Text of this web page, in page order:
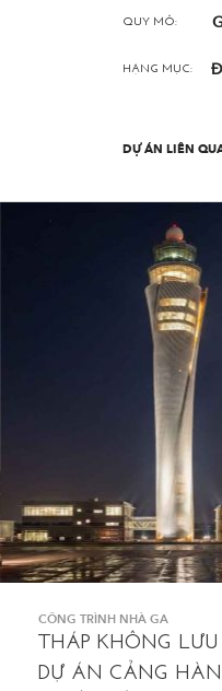
QUY MÔ:
HẠNG MỤC:
DỰ ÁN LIÊN
CÔNG TRÌNH NHÀ GA
THÁP KHÔNG
DỰ ÁN CẢNG